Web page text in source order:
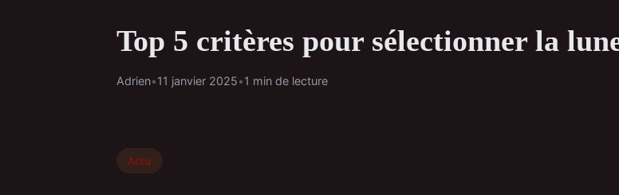
Top 5 critères pour sélectionner la
Adrien•11 janvier 2025•1 min de lecture
Actu